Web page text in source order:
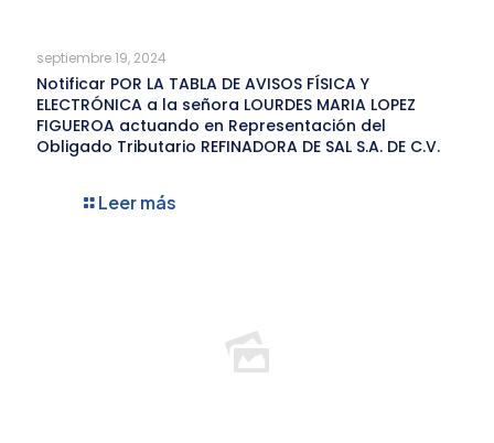
septiembre 19, 2024
Notificar POR LA TABLA DE AVISOS FÍSICA Y
ELECTRÓNICA a la señora LOURDES MARIA LOPEZ
FIGUEROA actuando en Representación del
Obligado Tributario REFINADORA DE SAL S.A. DE C.V.
Leer más